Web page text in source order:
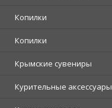
Копилки
Копилки
Крымские сувениры
Курительные аксессуары